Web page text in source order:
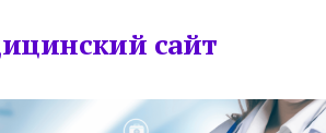
сайт